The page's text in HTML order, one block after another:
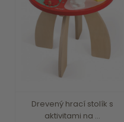
Drevený hrací stolík s
aktivitami na ...